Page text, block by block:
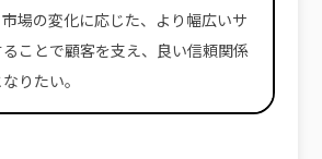
場の変化に応じた、より幅広いサ
ことで顧客を支え、良い信頼関係
りたい。